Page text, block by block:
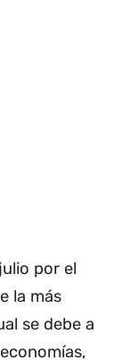
por el
la más
se debe a